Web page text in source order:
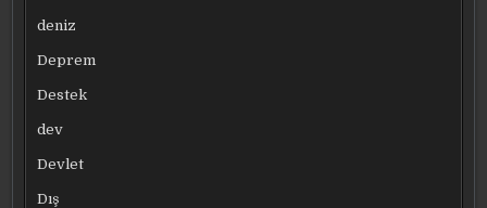
deniz
Deprem
Destek
dev
Devlet
Dış